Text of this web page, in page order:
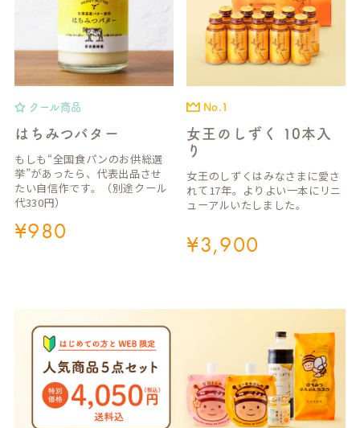
クール商品
はちみつバター
もしも“全国食パンのお供総選
挙”があったら、代表出品させ
たい自信作です。（別途クール
代330円）
¥980
No.1
女王のしずく 10本入
り
女王のしずくはみなさまに愛さ
れて17年。よりよい一本にリニ
ューアルいたしました。
¥3,900